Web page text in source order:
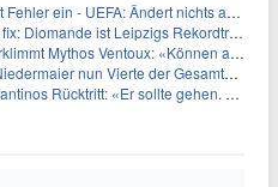
ein - UEFA: Ändert nichts an Boykott
Diomande ist Leipzigs Rekordtransfer
Mythos Ventoux: «Können alles schaffen»
nun Vierte der Gesamtwertung
Rücktritt: «Er sollte gehen. Jetzt»